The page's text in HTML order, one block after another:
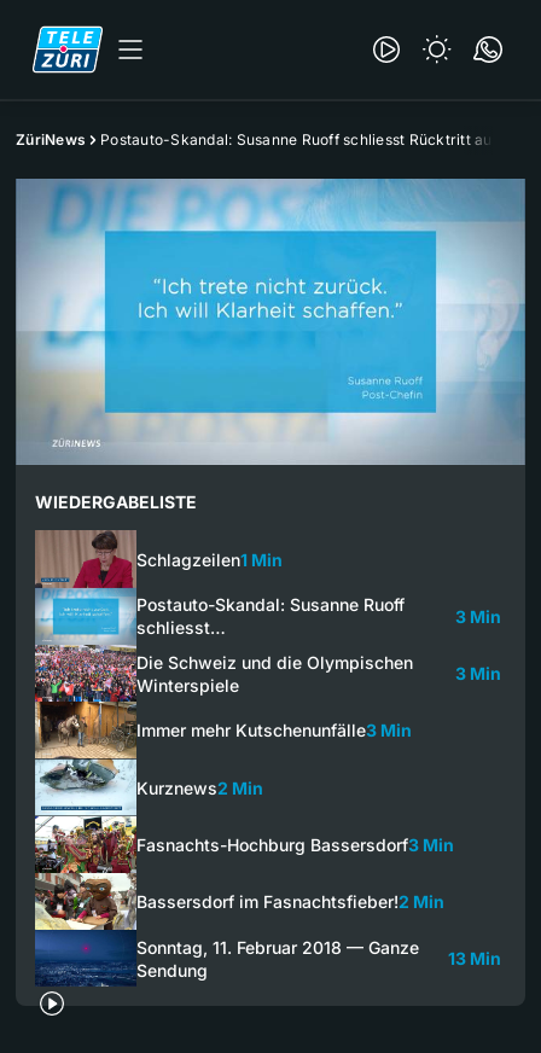
ZüriNews Postauto-Skandal: Susanne Ruoff schliesst Rücktritt aus
WIEDERGABELISTE
Schlagzeilen1 Min
Postauto-Skandal: Susanne Ruoff
schliesst…
3 Min
Die Schweiz und die Olympischen
Winterspiele
3 Min
Immer mehr Kutschenunfälle3 Min
Kurznews2 Min
Fasnachts-Hochburg Bassersdorf3 Min
Bassersdorf im Fasnachtsfieber!2 Min
Sonntag, 11. Februar 2018 — Ganze
Sendung
13 Min